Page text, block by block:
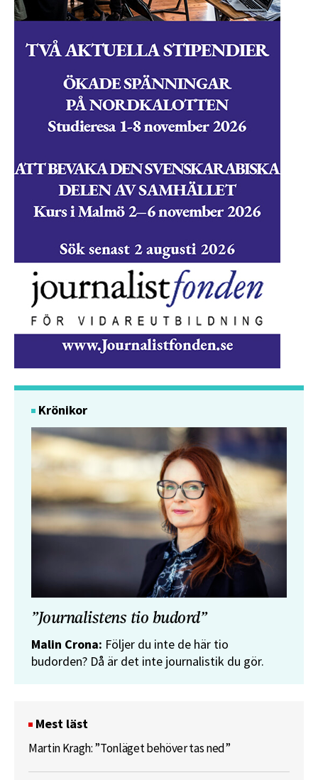
Krönikor
”Journalistens tio budord”
Malin Crona: Följer du inte de här tio
budorden? Då är det inte journalistik du gör.
Mest läst
Martin Kragh: ”Tonläget behöver tas ned”